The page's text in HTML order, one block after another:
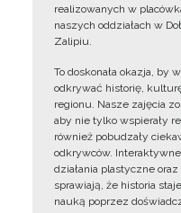
realizowanych w
naszych oddziałach w
Zalipiu.
To doskonała okazja, by
odkrywać historię,
regionu. Nasze zajęcia
aby nie tylko wspierały
również pobudzały
odkrywców.
działania plastyczne
sprawiają, że historia
nauką poprzez